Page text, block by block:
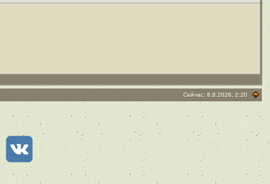
Сейчас: 8.8.2026, 2:20